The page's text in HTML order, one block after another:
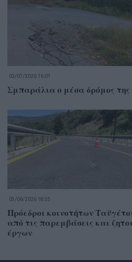
02/07/2026 16:01
Σμπαράλια ο μέσα δρόμος
03/06/2026 18:55
Πρόεδροι κοινοτήτων
από τις παρεμβάσεις και
έργων